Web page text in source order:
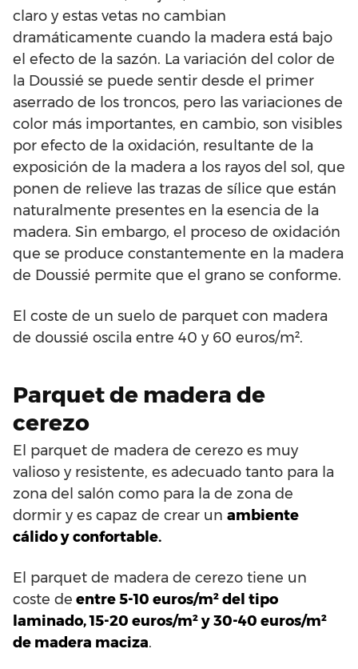
claro y estas vetas no cambian
dramáticamente cuando la madera está bajo
el efecto de la sazón. La variación del color de
la Doussié se puede sentir desde el primer
aserrado de los troncos, pero las variaciones de
color más importantes, en cambio, son visibles
por efecto de la oxidación, resultante de la
exposición de la madera a los rayos del sol, que
ponen de relieve las trazas de sílice que están
naturalmente presentes en la esencia de la
madera. Sin embargo, el proceso de oxidación
que se produce constantemente en la madera
de Doussié permite que el grano se conforme.
El coste de un suelo de parquet con madera
de doussié oscila entre 40 y 60 euros/m².
Parquet de madera de
cerezo
El parquet de madera de cerezo es muy
valioso y resistente, es adecuado tanto para la
zona del salón como para la de zona de
dormir y es capaz de crear un ambiente
cálido y confortable.
El parquet de madera de cerezo tiene un
coste de entre 5-10 euros/m² del tipo
laminado, 15-20 euros/m² y 30-40 euros/m²
de madera maciza.